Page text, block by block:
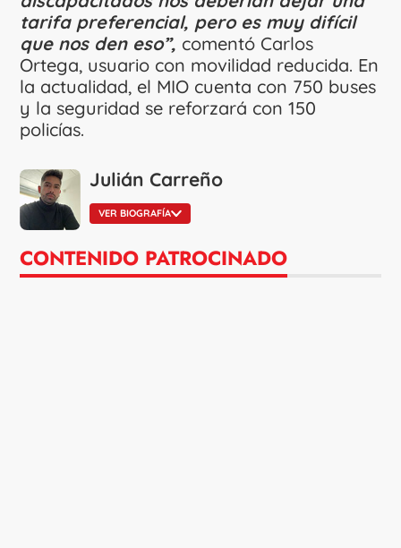
tarifa preferencial, pero es muy difícil
que nos den eso”, comentó Carlos
Ortega, usuario con movilidad reducida. En
la actualidad, el MIO cuenta con 750 buses
y la seguridad se reforzará con 150
policías.
Julián Carreño
VER BIOGRAFÍA
CONTENIDO PATROCINADO